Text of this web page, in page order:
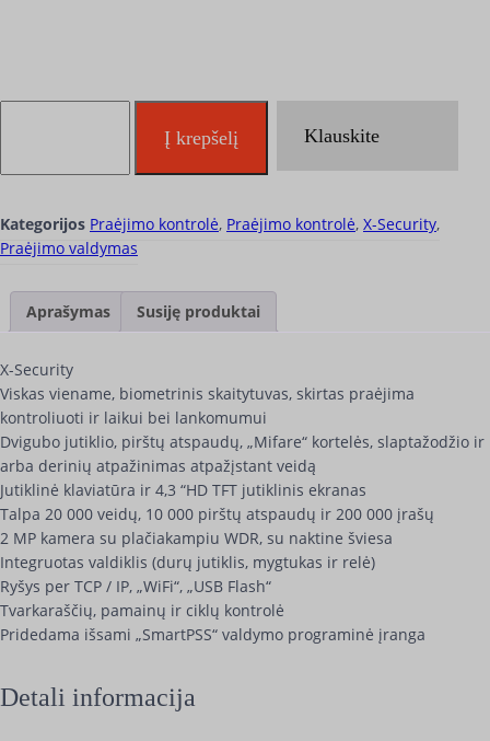
Į krepšelį Klauskite
Kategorijos Praėjimo kontrolė, Praėjimo kontrolė, X-Security,
Praėjimo valdymas
Aprašymas Susiję produktai
X-Security
Viskas viename, biometrinis skaitytuvas, skirtas praėjima
kontroliuoti ir laikui bei lankomumui
Dvigubo jutiklio, pirštų atspaudų, „Mifare“ kortelės, slaptažodžio ir
arba derinių atpažinimas atpažįstant veidą
Jutiklinė klaviatūra ir 4,3 “HD TFT jutiklinis ekranas
Talpa 20 000 veidų, 10 000 pirštų atspaudų ir 200 000 įrašų
2 MP kamera su plačiakampiu WDR, su naktine šviesa
Integruotas valdiklis (durų jutiklis, mygtukas ir relė)
Ryšys per TCP / IP, „WiFi“, „USB Flash“
Tvarkaraščių, pamainų ir ciklų kontrolė
Pridedama išsami „SmartPSS“ valdymo programinė įranga
Detali informacija